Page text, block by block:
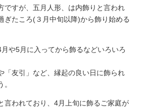
ですが、五月人形、は内飾りと言われ
ぎたころ(３月中旬以降)から飾り始める
や5月に入ってから飾るなどいろいろ
「友引」など、縁起の良い日に飾られ
言われており、4月上旬に飾るご家庭が